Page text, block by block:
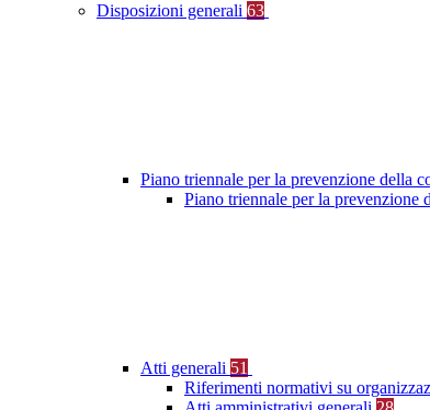
Disposizioni generali 63
Piano triennale per la prevenzione della
Piano triennale per la prevenzione
Atti generali 51
Riferimenti normativi su